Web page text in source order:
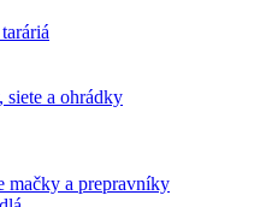
siete a ohrádky
mačky a prepravníky